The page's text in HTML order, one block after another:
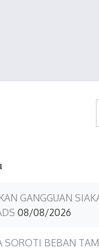
GANGGUAN
08/08/2026
SOROTI BEBAN